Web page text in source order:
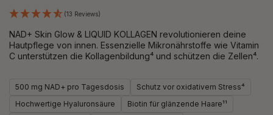
(13 Reviews)
NAD+ Skin Glow & LIQUID KOLLAGEN revolutionieren deine
Hautpflege von innen. Essenzielle Mikronährstoffe wie Vitamin
C unterstützen die Kollagenbildung⁴ und schützen die Zellen⁴.
500 mg NAD+ pro Tagesdosis
Schutz vor oxidativem Stress⁴
Hochwertige Hyaluronsäure
Biotin für glänzende Haare¹¹